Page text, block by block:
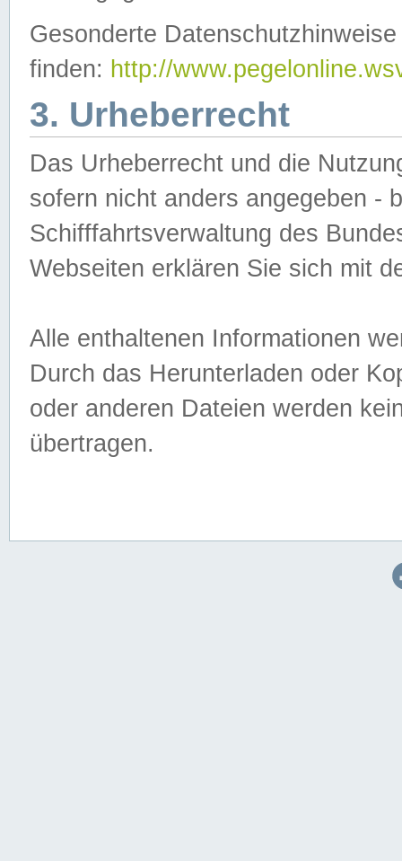
Gesonderte
finden: http://
3. Urheberrecht
Das Urheberrecht und die
sofern nicht anders angegeben -
Schifffahrtsverwaltung des
Webseiten erklären Sie sich mit
Alle enthaltenen Informationen
Durch das Herunterladen oder
oder anderen Dateien werden
übertragen.